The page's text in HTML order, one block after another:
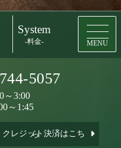
System
-料金- MENU
5057
～3:00
～1:45
クレジット決済はこちら